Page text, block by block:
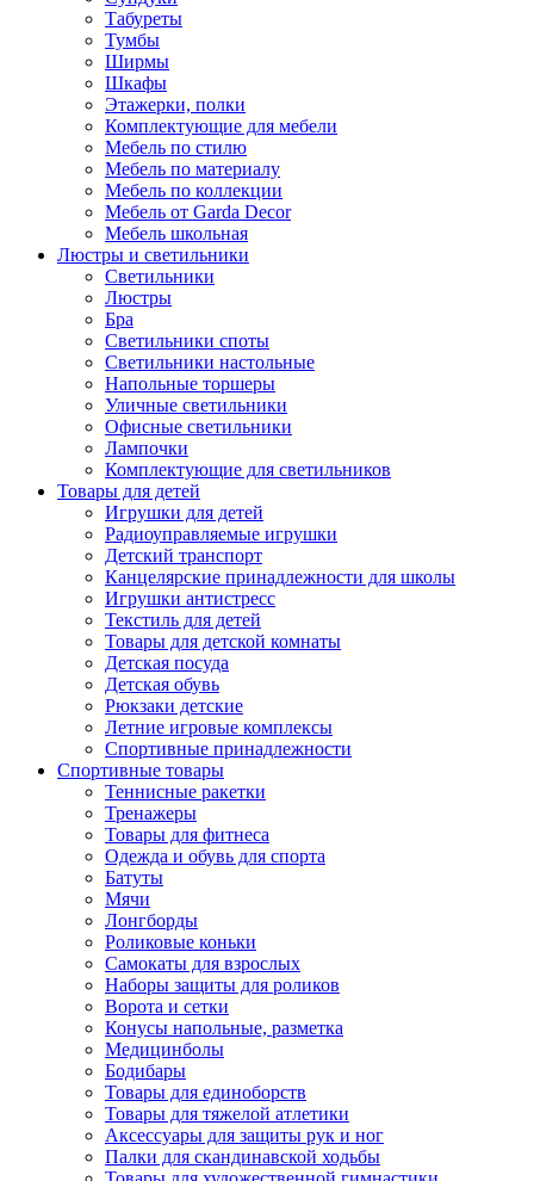
Табуреты
Тумбы
Ширмы
Шкафы
Этажерки, полки
Комплектующие для мебели
Мебель по стилю
Мебель по материалу
Мебель по коллекции
Мебель от Garda Decor
Мебель школьная
Люстры и светильники
Светильники
Люстры
Бра
Светильники споты
Светильники настольные
Напольные торшеры
Уличные светильники
Офисные светильники
Лампочки
Комплектующие для светильников
Товары для детей
Игрушки для детей
Радиоуправляемые игрушки
Детский транспорт
Канцелярские принадлежности для школы
Игрушки антистресс
Текстиль для детей
Товары для детской комнаты
Детская посуда
Детская обувь
Рюкзаки детские
Летние игровые комплексы
Спортивные принадлежности
Спортивные товары
Теннисные ракетки
Тренажеры
Товары для фитнеса
Одежда и обувь для спорта
Батуты
Мячи
Лонгборды
Роликовые коньки
Самокаты для взрослых
Наборы защиты для роликов
Ворота и сетки
Конусы напольные, разметка
Медицинболы
Бодибары
Товары для единоборств
Товары для тяжелой атлетики
Аксессуары для защиты рук и ног
Палки для скандинавской ходьбы